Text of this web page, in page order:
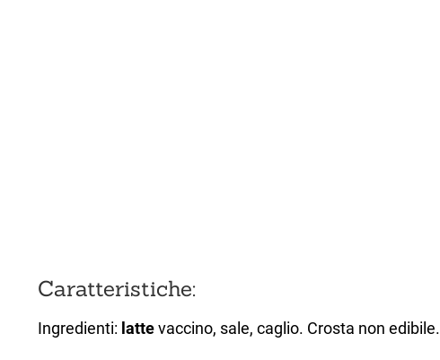
Caratteristiche:
Ingredienti: lattevaccino, sale, caglio. Crosta non edibile.